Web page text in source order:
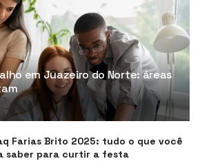
em Juazeiro do Norte: áreas
Farias Brito 2025: tudo o que você
saber para curtir a festa